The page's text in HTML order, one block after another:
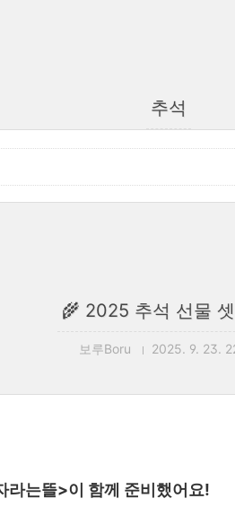
추석
🌾 2025 추석 선물
보루Boru 2025. 9. 23.
라는뜰>이 함께 준비했어요!